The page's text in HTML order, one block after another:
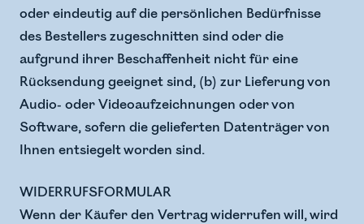
oder eindeutig auf die persönlichen Bedürfnisse
des Bestellers zugeschnitten sind oder die
aufgrund ihrer Beschaffenheit nicht für eine
Rücksendung geeignet sind, (b) zur Lieferung von
Audio- oder Videoaufzeichnungen oder von
Software, sofern die gelieferten Datenträger von
Ihnen entsiegelt worden sind.
WIDERRUFSFORMULAR
Wenn der Käufer den Vertrag widerrufen will, wird